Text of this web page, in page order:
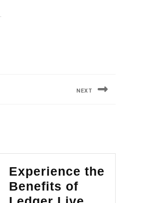
NEXT
Experience the
Benefits of